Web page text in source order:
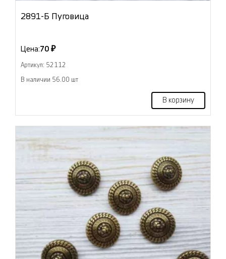
2891-Б Пуговица
Цена:70 ₽
Артикул: 52112
В наличии 56.00 шт
В корзину